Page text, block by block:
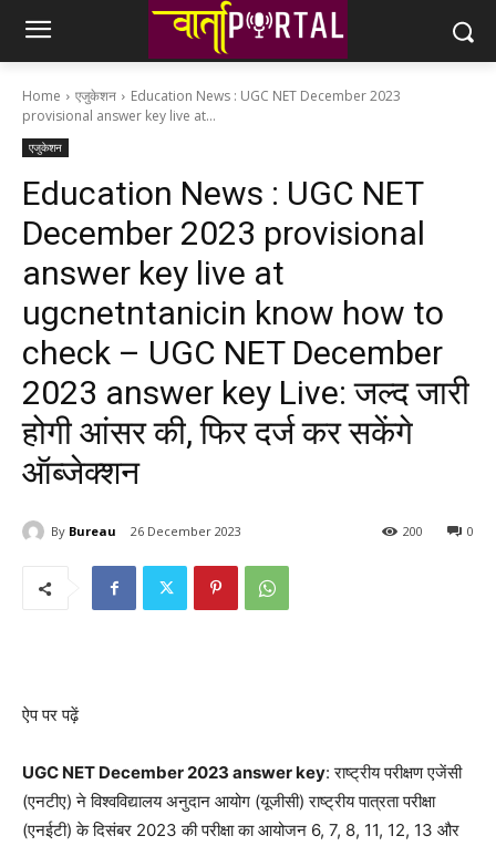
Home एजुकेशन
Education News : UGC NET December 2023
provisional answer key live at...
एजुकेशन
Education News : UGC NET
December 2023 provisional
answer key live at
ugcnetntanicin know how to
check – UGC NET December
2023 answer key Live: जल्द जारी
होगी आंसर की, फिर दर्ज कर सकेंगे
ऑब्जेक्शन
By Bureau 26 December 2023 0
200
ऐप पर पढ़ें
UGC NET December 2023 answer key: राष्ट्रीय परीक्षण एजेंसी
(एनटीए) ने विश्वविद्यालय अनुदान आयोग (यूजीसी) राष्ट्रीय पात्रता परीक्षा
(एनईटी) के दिसंबर 2023 की परीक्षा का आयोजन 6, 7, 8, 11, 12, 13 और